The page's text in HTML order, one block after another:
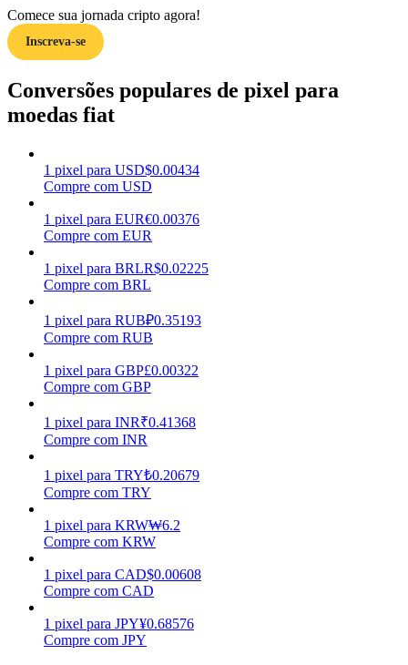
Ganhar
Ganhe recompensas competitivas diariamente
Estacamento
Comece sua jornada cripto agora!
Inscreva-se
Conversões populares de pixel para
moedas fiat
1 pixel para USD$0.00434
Compre com USD
1 pixel para EUR€0.00376
Compre com EUR
1 pixel para BRLR$0.02225
Compre com BRL
1 pixel para RUB₽0.35193
Compre com RUB
1 pixel para GBP£0.00322
Compre com GBP
1 pixel para INR₹0.41368
Compre com INR
1 pixel para TRY₺0.20679
Compre com TRY
1 pixel para KRW₩6.2
Compre com KRW
1 pixel para CAD$0.00608
Compre com CAD
1 pixel para JPY¥0.68576
Compre com JPY